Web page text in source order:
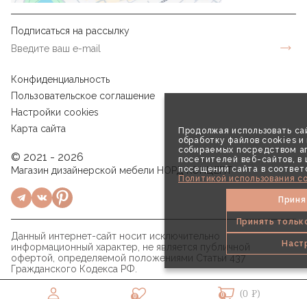
Продолжая использовать
обработку файлов cookies и
собираемых посредством
посетителей веб-сайтов, в
посещений сайта в
Политикой использования
Принять
0 0 (0 ₽)
Подписаться на рассылку
Конфиденциальность
Пользовательское соглашение
Настройки cookies
Карта сайта
© 2021 - 2026
Магазин дизайнерской мебели НОРД КОНЦЕПТ
Данный интернет-сайт носит исключительно
информационный характер, не является публичной
офертой, определяемой положениями Статьи 437
Гражданского Кодекса РФ.